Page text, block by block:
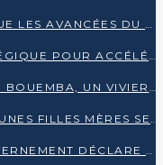
POINTE-NOIRE : LE PAPN ÉVALUE LES AVANCÉES DU MÔLE EST
ÉNERGIE : UN RAPPORT STRATÉGIQUE POUR ACCÉLÉRER LA TRANSITION AU CONGO
DÉPARTEMENT DES PLATEAUX : BOUEMBA, UN VIVIER ÉCONOMIQUE PRÊT À EXPLOSER
GOMA TSÉ-TSÉ : PLUS DE 50 JEUNES FILLES MÈRES SENSIBILISÉES À LA SANTÉ SEXUELLE
QUALIF AU MONDIAL : LE GOUVERNEMENT DÉCLARE LA JOURNÉE DU 1ER AVRIL 2026 CHÔMÉE ET PAYÉE